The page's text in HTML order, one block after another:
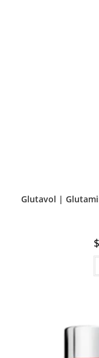
Glutavol |
$